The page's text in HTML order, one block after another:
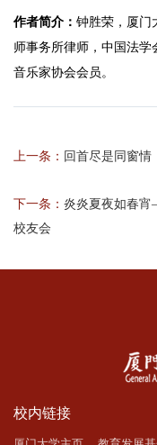
作者简介： 钟胜荣，厦门
师事务所律师，中国法
音乐家协会会员。
上一条： 回首尽是同窗情
下一条： 炎炎夏夜如春
校友会
校内链接